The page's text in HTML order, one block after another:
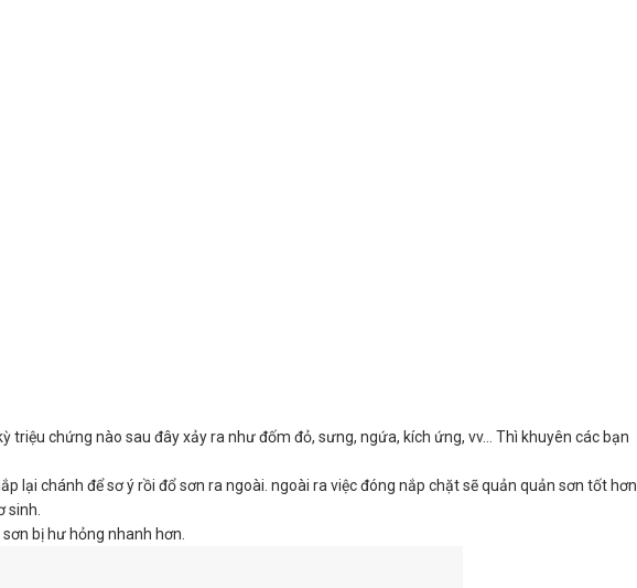
triệu chứng nào sau đây xảy ra như đốm đỏ, sưng, ngứa, kích ứng, vv… Thì khuyên các bạn
lại chánh để sơ ý rồi đổ sơn ra ngoài. ngoài ra việc đóng nắp chặt sẽ quản quản sơn tốt hơn
sinh.
bị hư hỏng nhanh hơn.